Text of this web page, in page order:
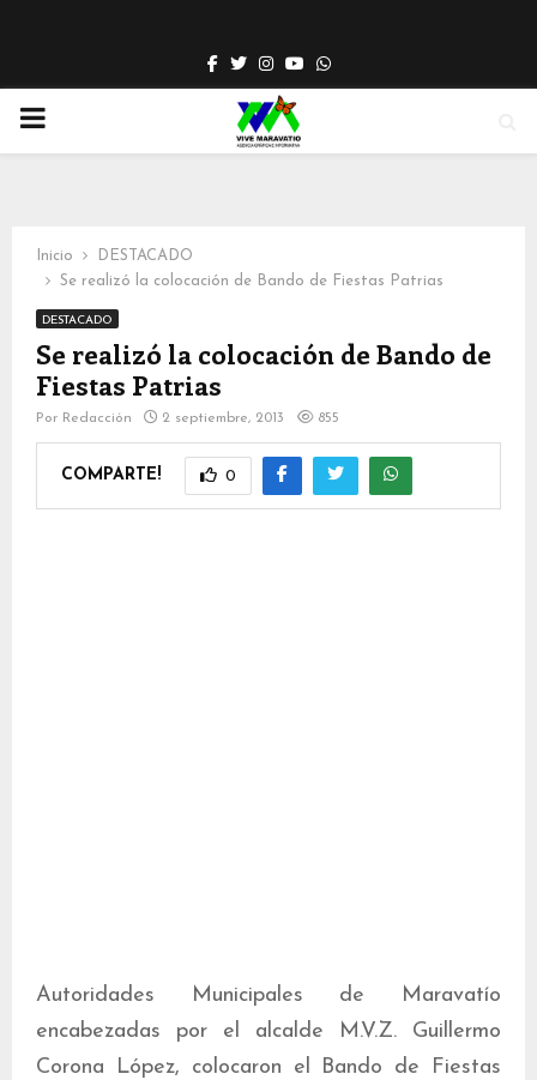
Facebook
TwitterInstagram
YoutubeWhatsapp
PRIMARY
Inicio
DESTACADO
Se realizó la colocación de Bando de Fiestas Patrias
DESTACADO
Se realizó la colocación de Bando de
Fiestas Patrias
Por Redacción 2 septiembre, 2013 855
COMPARTE! 0
Autoridades Municipales de Maravatío
encabezadas por el alcalde M.V.Z. Guillermo
Corona López, colocaron el Bando de Fiestas